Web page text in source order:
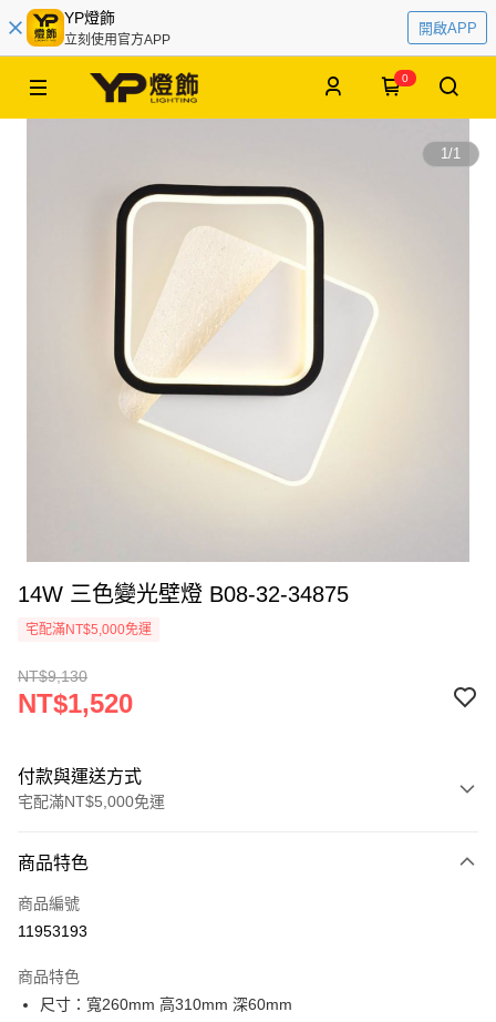
YP燈飾
立刻使用官方APP
開啟APP
0
1/1
14W 三色變光壁燈 B08-32-34875
宅配滿NT$5,000免運
NT$9,130
NT$1,520
付款與運送方式
宅配滿NT$5,000免運
信用卡一次付款
LINE Pay
街口支付
商品特色
商品編號
11953193
商品特色
尺寸：寬260mm 高310mm 深60mm